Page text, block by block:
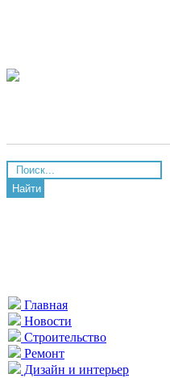
Найти
Главная
Новости
Строительство
Ремонт
Дизайн и интерьер